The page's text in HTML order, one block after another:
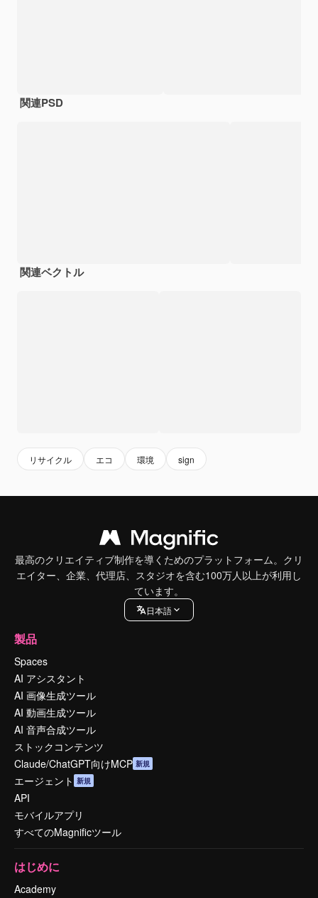
関連PSD
関連ベクトル
リサイクル エコ 環境 sign
最高のクリエイティブ制作を導くためのプラットフォーム。クリ
エイター、企業、代理店、スタジオを含む100万人以上が利用し
ています。
日本語
製品
Spaces
AI アシスタント
AI 画像生成ツール
AI 動画生成ツール
AI 音声合成ツール
ストックコンテンツ
Claude/ChatGPT向けMCP 新規
エージェント 新規
API
モバイルアプリ
すべてのMagnificツール
はじめに
Academy